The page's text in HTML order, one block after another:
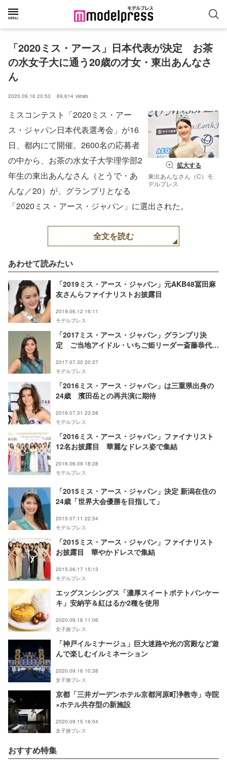
「2020ミス・アース」日本代表が決定　お茶
の水女子大に通う20歳の才女・東出あんなさ
ん
2020.09.16 20:53 69,614 views
拡大する
東出あんなさん（C）モ
デルプレス
ミスコンテスト「2020ミス・アー
ス・ジャパン日本代表選考会」が16
日、都内にて開催。2600名の応募者
の中から、お茶の水女子大学理学部2
年生の東出あんなさん（とうで・あ
んな／20）が、グランプリとなる
「2020ミス・アース・ジャパン」に選出された。
全文を読む
あわせて読みたい
「2019ミス・アース・ジャパン」元AKB48冨田麻
友さんらファイナリストお披露目
2019.06.12 16:11
モデルプレス
「2017ミス・アース・ジャパン」グランプリ決
定 ご当地アイドル・いちご姫リーダー斎藤恭代さ
2017.07.30 20:27
モデルプレス
「2016ミス・アース・ジャパン」は三重県出身の
24歳 濱田岳との再共演に期待
2016.07.31 23:58
モデルプレス
「2016ミス・アース・ジャパン」ファイナリスト
12名お披露目 華麗なドレス姿で集結
2016.06.09 18:28
モデルプレス
「2015ミス・アース・ジャパン」決定 新潟在住の
24歳「世界大会優勝を目指して」
2015.07.11 22:54
モデルプレス
「2015ミス・アース・ジャパン」ファイナリスト
お披露目 華やかドレスで集結
2015.06.17 15:13
モデルプレス
エッグスンシングス「濃厚スイートポテトパンケー
キ」安納芋＆紅はるか2種を使用
2020.09.16 11:06
女子旅プレス
「神戸イルミナージュ」巨大迷路や光の宮殿など遊
んで楽しむイルミネーション
2020.09.16 10:38
女子旅プレス
京都「三井ガーデンホテル京都河原町浄教寺」寺院
×ホテル共存型の新施設
2020.09.15 16:04
女子旅プレス
おすすめ特集